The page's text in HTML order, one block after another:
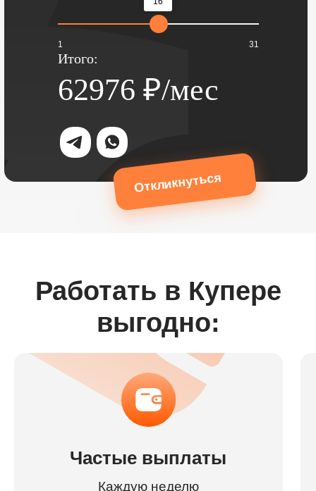
1 31
Итого:
62976 ₽/мес
Откликнуться
Работать в Купере
выгодно:
Частые выплаты
Каждую неделю